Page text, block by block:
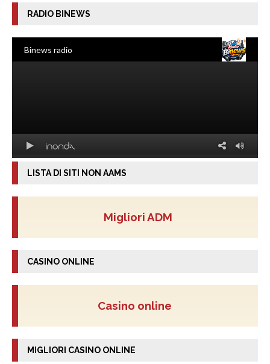
RADIO BINEWS
LISTA DI SITI NON AAMS
Migliori ADM
CASINO ONLINE
Casino online
MIGLIORI CASINO ONLINE